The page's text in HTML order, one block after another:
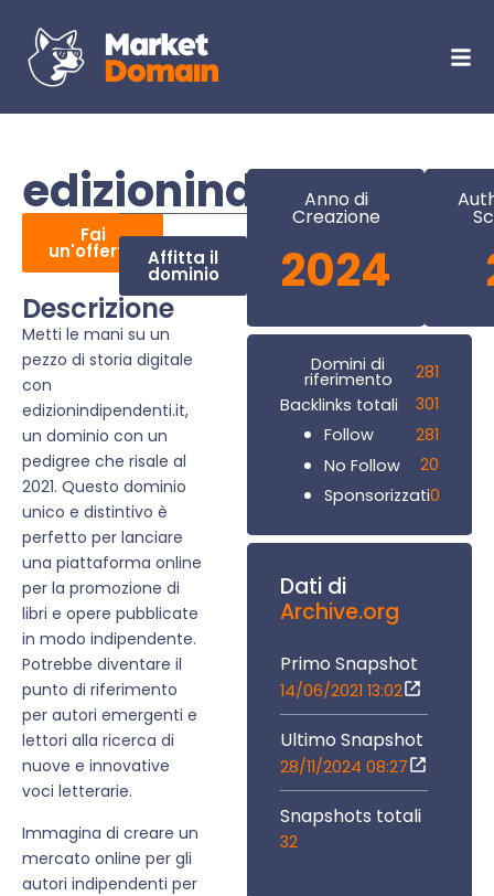
Fai
un'offerta Affitta il
dominio
Descrizione
Metti le mani su un
pezzo di storia digitale
con
edizionindipendenti.it,
un dominio con un
pedigree che risale al
2021. Questo dominio
unico e distintivo è
perfetto per lanciare
una piattaforma online
per la promozione di
libri e opere pubblicate
in modo indipendente.
Potrebbe diventare il
punto di riferimento
per autori emergenti e
lettori alla ricerca di
nuove e innovative
voci letterarie.
Immagina di creare un
mercato online per gli
autori indipendenti per
Anno di
Creazione
2024
Domini di
riferimento
281
Backlinks totali
301
Follow
281
No Follow
20
Sponsorizzati0
Dati di
Archive.org
Primo Snapshot
14/06/2021 13:02
Ultimo Snapshot
28/11/2024 08:27
Snapshots totali
32